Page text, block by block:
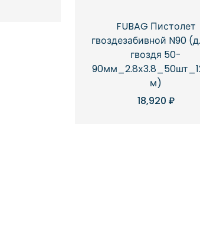
FUBAG Пистолет
гвоздезабивной N90
гвоздя 50-
м)
18,920 ₽